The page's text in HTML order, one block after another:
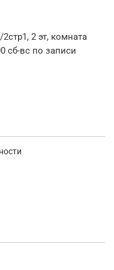
2 эт, комната
206. Часы работы: пн-пт 11:00-20:00 сб-вс по записи